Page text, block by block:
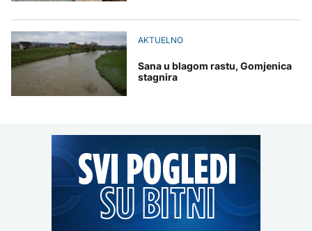
AKTUELNO
Sana u blagom rastu, Gomjenica
stagnira